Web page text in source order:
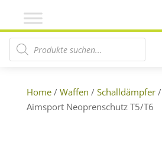
Products search
Home/ Waffen / Schalldämpfer/
Aimsport Neoprenschutz T5/T6